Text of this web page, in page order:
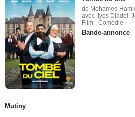
de Mohamed
avec Ilyes Djadel,
Film - Comédie
Bande-annonce
Mutiny